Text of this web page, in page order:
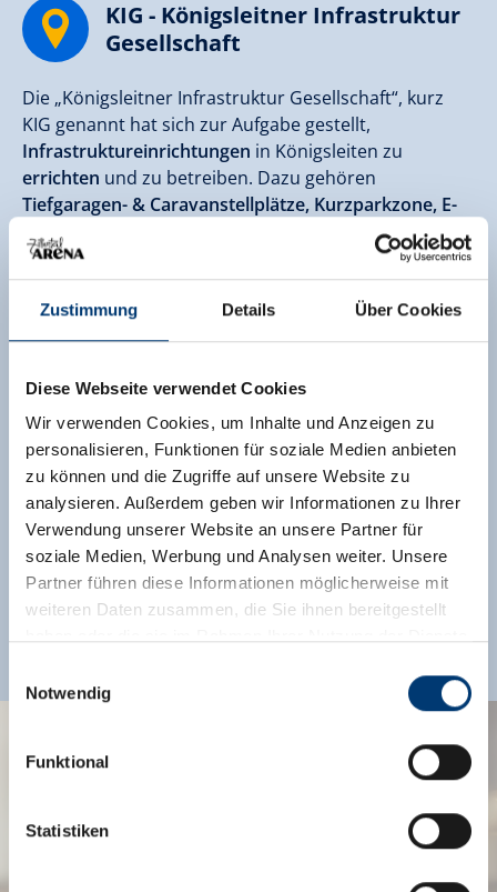
Zustimmung Details Über Cookies
Diese Webseite verwendet Cookies
Wir verwenden Cookies, um Inhalte und Anzeigen zu
personalisieren, Funktionen für soziale Medien anbieten
zu können und die Zugriffe auf unsere Website zu
analysieren. Außerdem geben wir Informationen zu Ihrer
Verwendung unserer Website an unsere Partner für
soziale Medien, Werbung und Analysen weiter. Unsere
Partner führen diese Informationen möglicherweise mit
weiteren Daten zusammen, die Sie ihnen bereitgestellt
Rohr 23// A-6280 Zell am Ziller
www.zillertalarena.com
Notwendig
Funktional
Statistiken
KIG - Königsleitner Infrastruktur
Gesellschaft
Die „Königsleitner Infrastruktur Gesellschaft“, kurz
KIG genannt hat sich zur Aufgabe gestellt,
Infrastruktureinrichtungen in Königsleiten zu
errichten und zu betreiben. Dazu gehören
Tiefgaragen- & Caravanstellplätze, Kurzparkzone, E-
Tankstellen, Skidepot, Waschsalon, Co-Working und
vieles mehr
. Direkt beim Gebäude befindet sich auch
eineBushaltestelle– man erreicht bequem und
kostenlos per Bus die Liftstationen!
UNTERKÜNFTE IN WALD-